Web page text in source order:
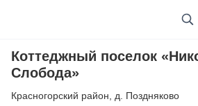
Коттеджный поселок
Слобода»
Красногорский район
д. Поздняково